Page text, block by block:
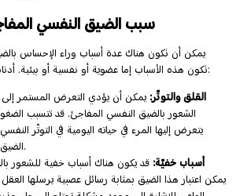
سبب الضيق النفسي
يمكن أن تكون هناك عدة أسباب وراء الإحساس
تكون هذه الأسباب إما عضوية أو نفسية أو بيئية. أدناه بعض الأسباب المحتملة:
القلق والتوتّر: يمكن أن يؤدي التعرض المستمر إلى
الشعور بالضيق النفسي المفاجئ. قد تتسبب
يتعرض إليها المرء في حياته اليومية في التوتّر
الضيق النفسي المفاجئ.
أسباب خفيّة: قد يكون هناك أسباب خفية للشعور
يمكن اعتبار هذا الضيق بمثابة رسائل عصبية يرسلها